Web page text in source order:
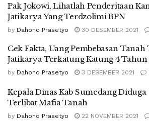
Pak Jokowi, Lihatlah Penderitaan
Jatikarya Yang Terdzolimi BPN
by Dahono Prasetyo 30 DESEMBER 2021
Cek Fakta, Uang Pembebasan Tanah
Jatikarya Terkatung Katung 4 Tahun
by Dahono Prasetyo 3 DESEMBER 2021
Kepala Dinas Kab Sumedang Diduga
Terlibat Mafia Tanah
by Dahono Prasetyo 22 NOVEMBER 2021